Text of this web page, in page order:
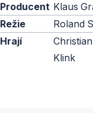
Producent Klaus
Režie
Roland
Hrají
Klink